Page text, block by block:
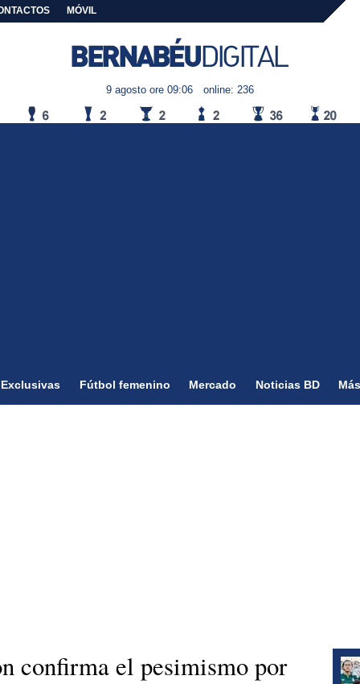
MÓVIL
9 agosto ore 09:06 online: 236
Exclusivas Fútbol femenino Mercado Noticias BD
confirma el pesimismo por